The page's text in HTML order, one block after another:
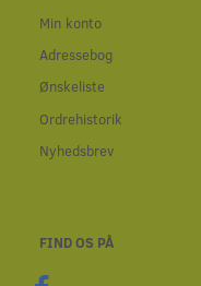
Min konto
Adressebog
Ønskeliste
Ordrehistorik
Nyhedsbrev
FIND OS PÅ